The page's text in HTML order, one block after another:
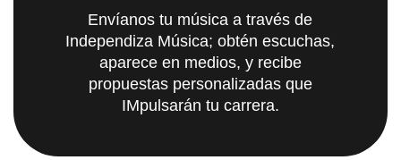
Envíanos tu música a través de
Independiza Música; obtén escuchas,
aparece en medios, y recibe
propuestas personalizadas que
IMpulsarán tu carrera.